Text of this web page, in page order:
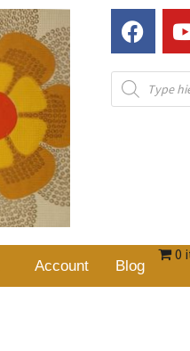
Account Blog
0